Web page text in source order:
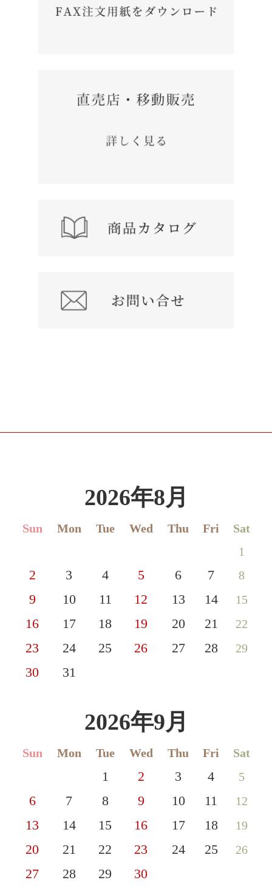
2026年8月
Sun Mon Tue Wed Thu Fri
Sat
1
2 3 4 5 6 7 8
9 10 11 12 13 14 15
16 17 18 19 20 21 22
23 24 25 26 27 28 29
30 31
2026年9月
Sun Mon Tue Wed Thu Fri Sat
1 2 3 4 5
6 7 8 9 10 11 12
13 14 15 16 17 18 19
20 21 22 23 24 25 26
27 28 29 30